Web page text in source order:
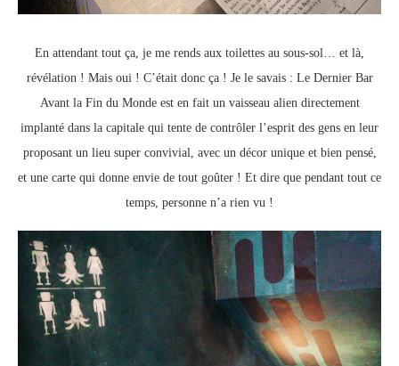
En attendant tout ça, je me rends aux toilettes au sous-sol… et là,
révélation ! Mais oui ! C’était donc ça ! Je le savais : Le Dernier Bar
Avant la Fin du Monde est en fait un vaisseau alien directement
implanté dans la capitale qui tente de contrôler l’esprit des gens en leur
proposant un lieu super convivial, avec un décor unique et bien pensé,
et une carte qui donne envie de tout goûter ! Et dire que pendant tout ce
temps, personne n’a rien vu !